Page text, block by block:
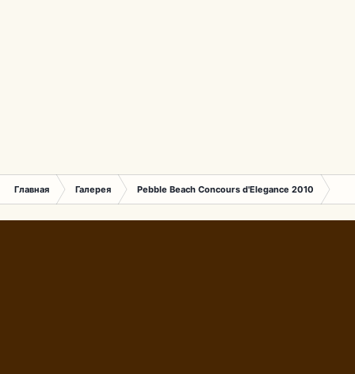
Главная Галерея Pebble Beach Concours d'Elegance 2010